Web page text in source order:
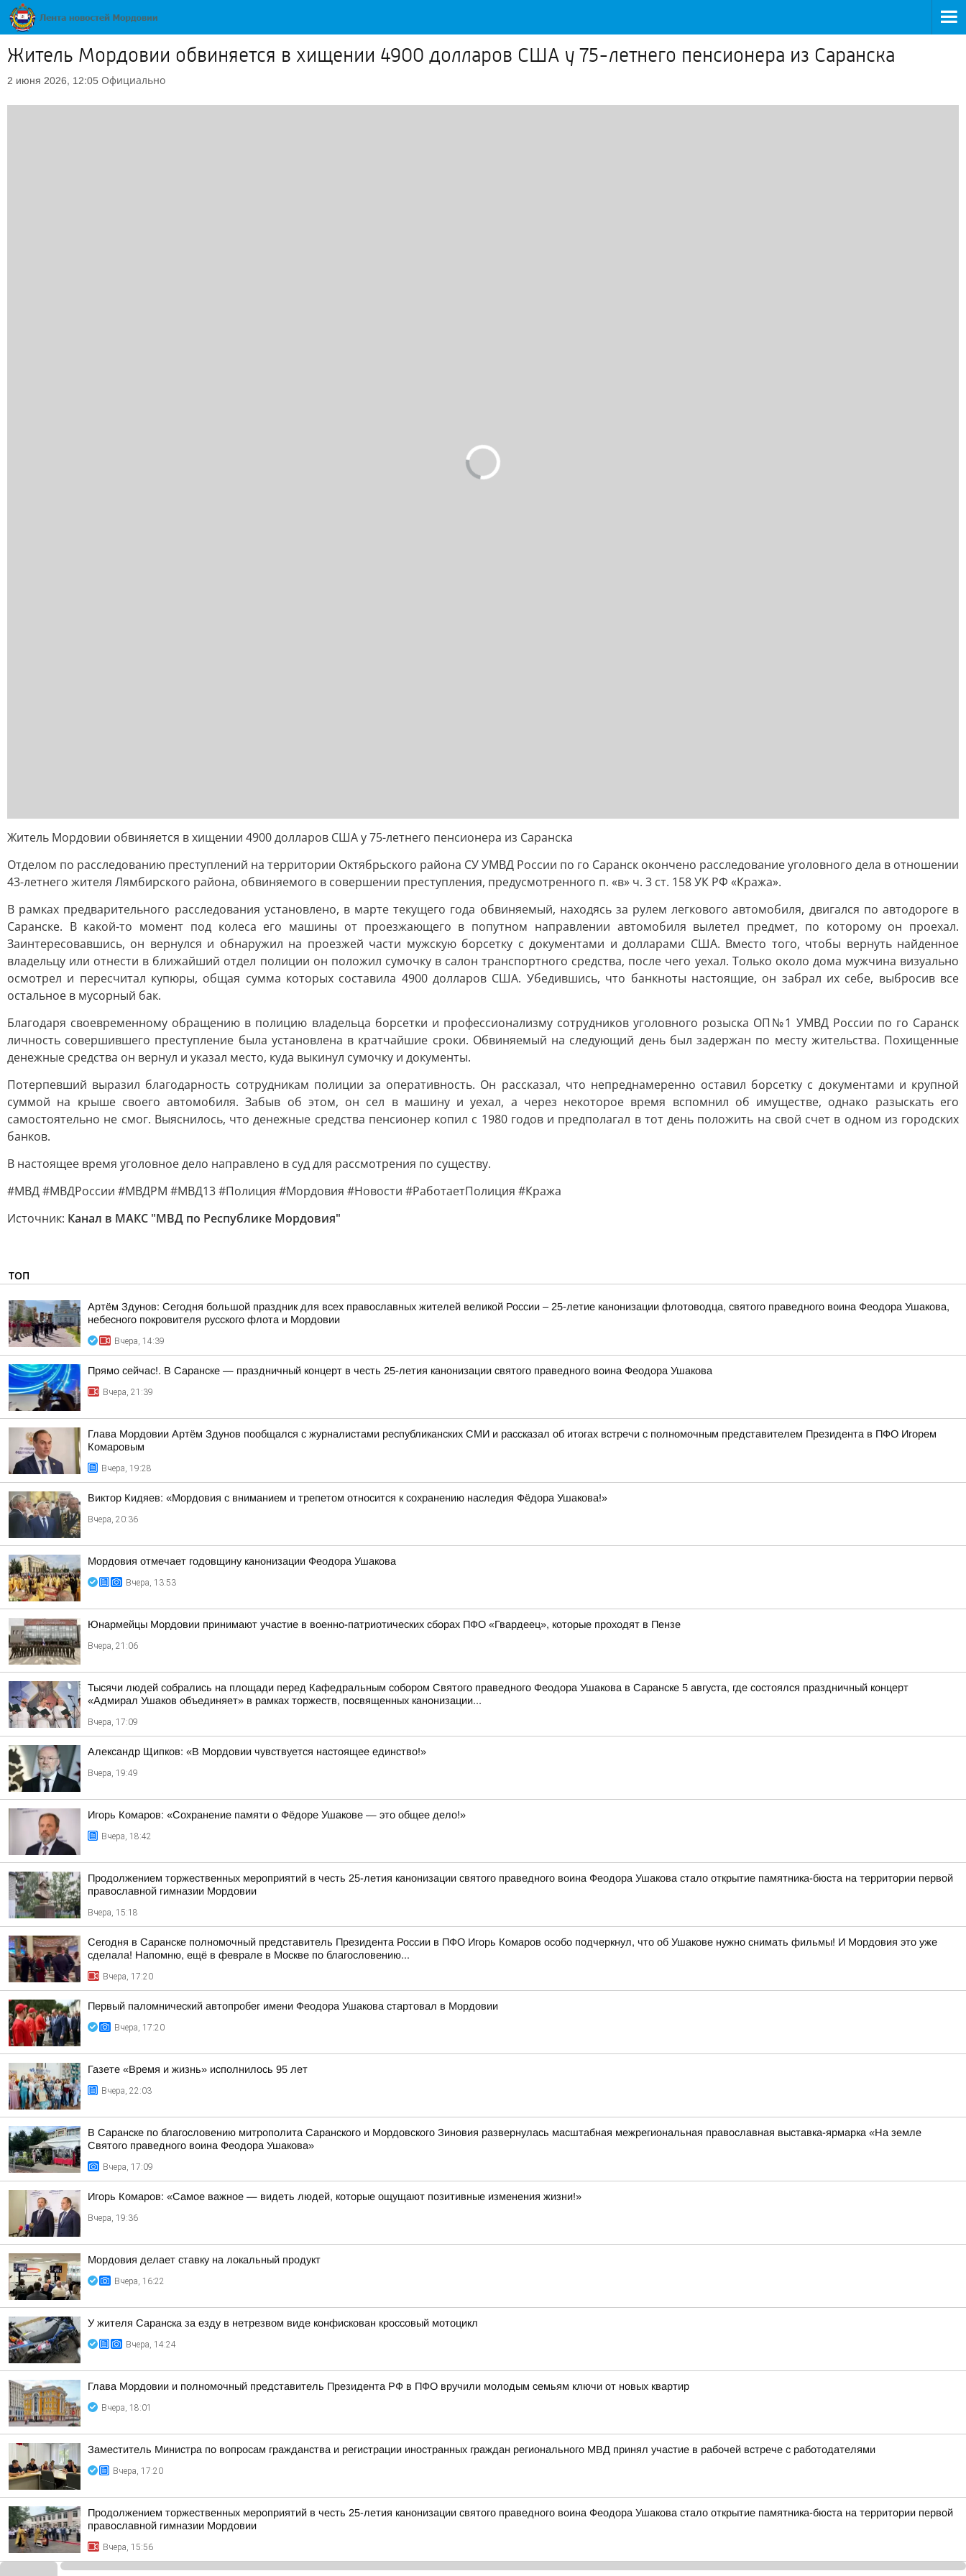
Житель Мордовии обвиняется в хищении 4900 долларов США у 75-летнего пенсионера из Саранска
2 июня 2026, 12:05 Официально
Житель Мордовии обвиняется в хищении 4900 долларов США у 75-летнего пенсионера из Саранска
Отделом по расследованию преступлений на территории Октябрьского района СУ УМВД России по го Саранск окончено расследование уголовного дела в отношении
43-летнего жителя Лямбирского района, обвиняемого в совершении преступления, предусмотренного п. «в» ч. 3 ст. 158 УК РФ «Кража».
В рамках предварительного расследования установлено, в марте текущего года обвиняемый, находясь за рулем легкового автомобиля, двигался по автодороге в
Саранске. В какой-то момент под колеса его машины от проезжающего в попутном направлении автомобиля вылетел предмет, по которому он проехал.
Заинтересовавшись, он вернулся и обнаружил на проезжей части мужскую борсетку с документами и долларами США. Вместо того, чтобы вернуть найденное
владельцу или отнести в ближайший отдел полиции он положил сумочку в салон транспортного средства, после чего уехал. Только около дома мужчина визуально
осмотрел и пересчитал купюры, общая сумма которых составила 4900 долларов США. Убедившись, что банкноты настоящие, он забрал их себе, выбросив все
остальное в мусорный бак.
Благодаря своевременному обращению в полицию владельца борсетки и профессионализму сотрудников уголовного розыска ОП№1 УМВД России по го Саранск
личность совершившего преступление была установлена в кратчайшие сроки. Обвиняемый на следующий день был задержан по месту жительства. Похищенные
денежные средства он вернул и указал место, куда выкинул сумочку и документы.
Потерпевший выразил благодарность сотрудникам полиции за оперативность. Он рассказал, что непреднамеренно оставил борсетку с документами и крупной
суммой на крыше своего автомобиля. Забыв об этом, он сел в машину и уехал, а через некоторое время вспомнил об имуществе, однако разыскать его
самостоятельно не смог. Выяснилось, что денежные средства пенсионер копил с 1980 годов и предполагал в тот день положить на свой счет в одном из городских
банков.
В настоящее время уголовное дело направлено в суд для рассмотрения по существу.
#МВД #МВДРоссии #МВДРМ #МВД13 #Полиция #Мордовия #Новости #РаботаетПолиция #Кража
Источник: Канал в МАКС "МВД по Республике Мордовия"
ТОП
Артём Здунов: Сегодня большой праздник для всех православных жителей великой России – 25-летие канонизации флотоводца, святого праведного воина Феодора Ушакова,
небесного покровителя русского флота и Мордовии
Вчера, 14:39
Прямо сейчас!. В Саранске — праздничный концерт в честь 25-летия канонизации святого праведного воина Феодора Ушакова
Вчера, 21:39
Глава Мордовии Артём Здунов пообщался с журналистами республиканских СМИ и рассказал об итогах встречи с полномочным представителем Президента в ПФО Игорем
Комаровым
Вчера, 19:28
Виктор Кидяев: «Мордовия с вниманием и трепетом относится к сохранению наследия Фёдора Ушакова!»
Вчера, 20:36
Мордовия отмечает годовщину канонизации Феодора Ушакова
Вчера, 13:53
Юнармейцы Мордовии принимают участие в военно-патриотических сборах ПФО «Гвардеец», которые проходят в Пензе
Вчера, 21:06
Тысячи людей собрались на площади перед Кафедральным собором Святого праведного Феодора Ушакова в Саранске 5 августа, где состоялся праздничный концерт
«Адмирал Ушаков объединяет» в рамках торжеств, посвященных канонизации...
Вчера, 17:09
Александр Щипков: «В Мордовии чувствуется настоящее единство!»
Вчера, 19:49
Игорь Комаров: «Сохранение памяти о Фёдоре Ушакове — это общее дело!»
Вчера, 18:42
Продолжением торжественных мероприятий в честь 25-летия канонизации святого праведного воина Феодора Ушакова стало открытие памятника-бюста на территории первой
православной гимназии Мордовии
Вчера, 15:18
Сегодня в Саранске полномочный представитель Президента России в ПФО Игорь Комаров особо подчеркнул, что об Ушакове нужно снимать фильмы! И Мордовия это уже
сделала! Напомню, ещё в феврале в Москве по благословению...
Вчера, 17:20
Первый паломнический автопробег имени Феодора Ушакова стартовал в Мордовии
Вчера, 17:20
Газете «Время и жизнь» исполнилось 95 лет
Вчера, 22:03
В Саранске по благословению митрополита Саранского и Мордовского Зиновия развернулась масштабная межрегиональная православная выставка-ярмарка «На земле
Святого праведного воина Феодора Ушакова»
Вчера, 17:09
Игорь Комаров: «Самое важное — видеть людей, которые ощущают позитивные изменения жизни!»
Вчера, 19:36
Мордовия делает ставку на локальный продукт
Вчера, 16:22
У жителя Саранска за езду в нетрезвом виде конфискован кроссовый мотоцикл
Вчера, 14:24
Глава Мордовии и полномочный представитель Президента РФ в ПФО вручили молодым семьям ключи от новых квартир
Вчера, 18:01
Заместитель Министра по вопросам гражданства и регистрации иностранных граждан регионального МВД принял участие в рабочей встрече с работодателями
Вчера, 17:20
Продолжением торжественных мероприятий в честь 25-летия канонизации святого праведного воина Феодора Ушакова стало открытие памятника-бюста на территории первой
православной гимназии Мордовии
Вчера, 15:56